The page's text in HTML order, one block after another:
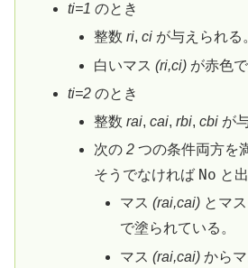
ti​=1 のとき
整数ri,ci が与えられる
白いマス(ri​,ci​) が赤色
ti​=2のとき
整数rai,cai,rbi,cbi が
次の2 つの条件両方を
そうでなければ No と
マス(rai​,cai​) とマ
で塗られている。
マス(rai​,cai​) から